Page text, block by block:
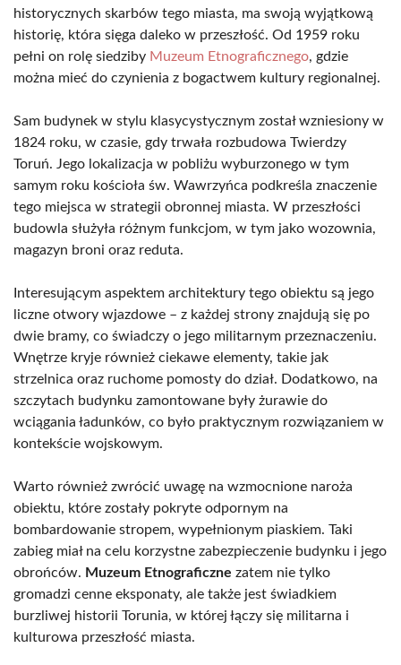
historycznych skarbów tego miasta, ma swoją wyjątkową
historię, która sięga daleko w przeszłość. Od 1959 roku
pełni on rolę siedziby Muzeum Etnograficznego, gdzie
można mieć do czynienia z bogactwem kultury regionalnej.
Sam budynek w stylu klasycystycznym został wzniesiony w
1824 roku, w czasie, gdy trwała rozbudowa Twierdzy
Toruń. Jego lokalizacja w pobliżu wyburzonego w tym
samym roku kościoła św. Wawrzyńca podkreśla znaczenie
tego miejsca w strategii obronnej miasta. W przeszłości
budowla służyła różnym funkcjom, w tym jako wozownia,
magazyn broni oraz reduta.
Interesującym aspektem architektury tego obiektu są jego
liczne otwory wjazdowe – z każdej strony znajdują się po
dwie bramy, co świadczy o jego militarnym przeznaczeniu.
Wnętrze kryje również ciekawe elementy, takie jak
strzelnica oraz ruchome pomosty do dział. Dodatkowo, na
szczytach budynku zamontowane były żurawie do
wciągania ładunków, co było praktycznym rozwiązaniem w
kontekście wojskowym.
Warto również zwrócić uwagę na wzmocnione naroża
obiektu, które zostały pokryte odpornym na
bombardowanie stropem, wypełnionym piaskiem. Taki
zabieg miał na celu korzystne zabezpieczenie budynku i jego
obrońców. Muzeum Etnograficzne zatem nie tylko
gromadzi cenne eksponaty, ale także jest świadkiem
burzliwej historii Torunia, w której łączy się militarna i
kulturowa przeszłość miasta.